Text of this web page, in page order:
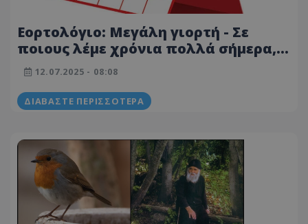
Εορτολόγιο: Μεγάλη γιορτή - Σε
ποιους λέμε χρόνια πολλά σήμερα,
12 Ιουλίου
12.07.2025 - 08:08
ΔΙΑΒΆΣΤΕ ΠΕΡΙΣΣΌΤΕΡΑ